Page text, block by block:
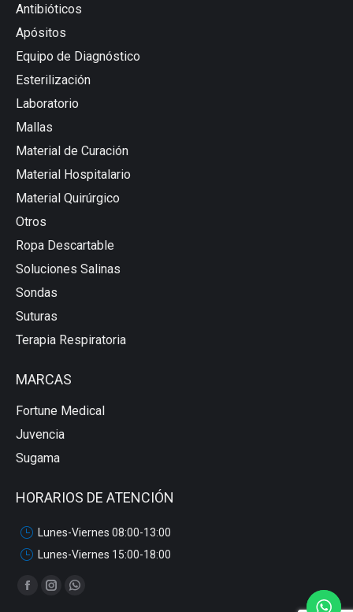
Antibióticos
Apósitos
Equipo de Diagnóstico
Esterilización
Laboratorio
Mallas
Material de Curación
Material Hospitalario
Material Quirúrgico
Otros
Ropa Descartable
Soluciones Salinas
Sondas
Suturas
Terapia Respiratoria
MARCAS
Fortune Medical
Juvencia
Sugama
HORARIOS DE ATENCIÓN
Lunes-Viernes 08:00-13:00
Lunes-Viernes 15:00-18:00
Encuéntranos en:
AbrirAbrirAbrir